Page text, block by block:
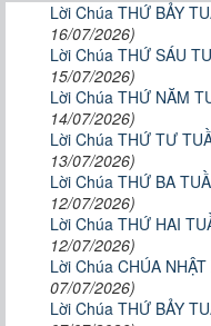
Lời Chúa THỨ BẢY
16/07/2026)
Lời Chúa THỨ SÁU
15/07/2026)
Lời Chúa THỨ NĂM
14/07/2026)
Lời Chúa THỨ TƯ
13/07/2026)
Lời Chúa THỨ BA
12/07/2026)
Lời Chúa THỨ HAI
12/07/2026)
Lời Chúa CHÚA
07/07/2026)
Lời Chúa THỨ BẢY